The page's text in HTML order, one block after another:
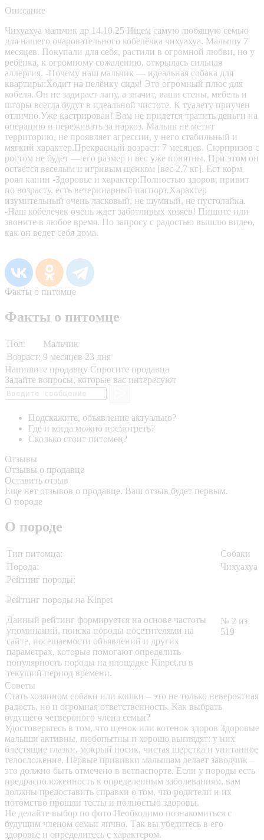
Описание
Чихуахуа мальчик др 14.10.25 Ищем самую любящую семью
для нашего очаровательного кобелёчка чихуахуа. Малышу 7
месяцев. Покупали для себя, растили в огромной любви, но у
ребёнка, к огромному сожалению, открылась сильная
аллергия. -Почему наш мальчик — идеальная собака для
квартиры:Ходит на пелёнку сидя! Это огромный плюс для
кобеля. Он не задирает лапу, а значит, ваши стены, мебель и
шторы всегда будут в идеальной чистоте. К туалету приучен
отлично.Уже кастрирован! Вам не придется тратить деньги на
операцию и переживать за наркоз. Малыш не метит
территорию, не проявляет агрессии, у него стабильный и
мягкий характер.Прекрасный возраст: 7 месяцев. Сюрпризов с
ростом не будет — его размер и вес уже понятны. При этом он
остается веселым и игривым щенком [вес 2,7 кг]. Ест корм
роял канин -Здоровье и характер:Полностью здоров, привит
по возрасту, есть ветеринарный паспорт.Характер
изумительный очень ласковый, не шумный, не пустолайка.
-Наш кобелёчек очень ждет заботливых хозяев! Пишите или
звоните в любое время. По запросу с радостью вышлю видео,
как он ведет себя дома.
Факты о питомце
Факты о питомце
Пол:
Мальчик
Возраст: 9 месяцев 23 дня
Напишите продавцу Спросите продавца
Задайте вопросы, которые вас интересуют
Подскажите, объявление актуально?
Где и когда можно посмотреть?
Сколько стоит питомец?
Отзывы
Отзывы о продавце
Оставить отзыв
Еще нет отзывов о продавце. Ваш отзыв будет первым.
О породе
О породе
Тип питомца:
Собаки
Порода:
Чихуахуа
Рейтинг породы:
Рейтинг породы на Kinpet
Данный рейтинг формируется на основе частоты
упоминаний, поиска породы посетителями на
сайте, посещаемости объявлений и других
параметрах, которые помогают определить
популярность породы на площадке Kinpet.ru в
текущий период времени.
№ 2 из
519
Советы
Стать хозяином собаки или кошки – это не только невероятная
радость, но и огромная ответственность. Как выбрать
будущего четвероного члена семьи?
Удостоверьтесь в том, что щенок или котенок здоров Здоровые
малыши активны, любопытны и хорошо выглядят: у них
блестящие глазки, мокрый носик, чистая шерстка и упитанное
телосложение. Первые прививки малышам делает заводчик –
это должно быть отмечено в ветпаспорте. Если у породы есть
предрасположенность к определенным заболеваниям, вам
должны предоставить справки о том, что родители и их
потомство прошли тесты и полностью здоровы.
Не делайте выбор по фото Необходимо познакомиться с
будущим членом семьи лично. Так вы убедитесь в его
здоровье и определитесь с характером.